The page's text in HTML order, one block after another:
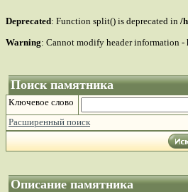
Deprecated: Function split() is deprecated in /
Warning: Cannot modify header information -
Поиск памятника
Ключевое слово
Расширенный поиск
Описание памятника